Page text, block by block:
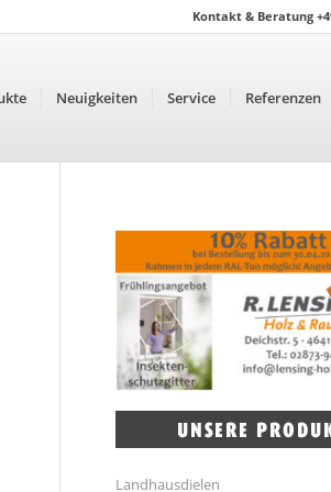
Kontakt & Beratung
Neuigkeiten Service Referenzen
Landhausdielen